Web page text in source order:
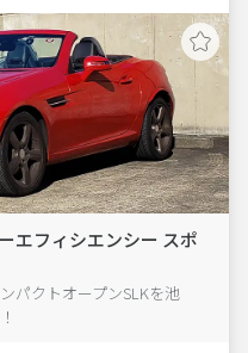
エフィシエンシー スポ
パクトオープンSLKを池